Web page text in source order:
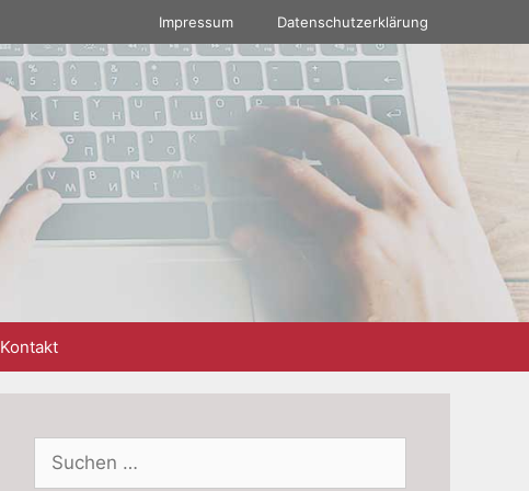
Impressum Datenschutzerklärung
Kontakt
Suchen
nach: